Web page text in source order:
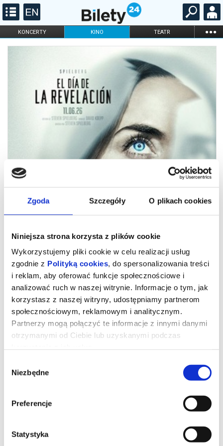
Zgoda Szczegóły O plikach cookies
Niniejsza strona korzysta z plików cookie
Wykorzystujemy pliki cookie w celu realizacji usług
zgodnie z Polityką cookies, do spersonalizowania treści
i reklam, aby oferować funkcje społecznościowe i
analizować ruch w naszej witrynie. Informacje o tym, jak
korzystasz z naszej witryny, udostępniamy partnerom
społecznościowym, reklamowym i analitycznym.
Partnerzy mogą połączyć te informacje z innymi danymi
otrzymanymi od Ciebie lub uzyskanymi podczas
zgody
Niezbędne
Preferencje
Statystyka
KONCERTY KINO TEATR ...
FILHARMONIA OPERA I BALET
STAND-UP
KARNETY
Dzień objawienia
falę spekulacji po tym, jak w czasie transmisji na żywo nagle
zaczyna mówić w tajemniczym obcym języku. Zaczynają się
orientuje się, że prawdopodobnie jest jedyną osobą, która choć nie
wie jak to możliwe, rozumie ten język i może przetłumaczyć go na
angielski. Jego zdaniem ludzkość ma prawo poznać prawdę, więc
reprezentowaną przez agenta Scanlona (Colin Firth), która nie
cofnie się przed niczym, by nie dopuścić do ujawnienia prawdy.